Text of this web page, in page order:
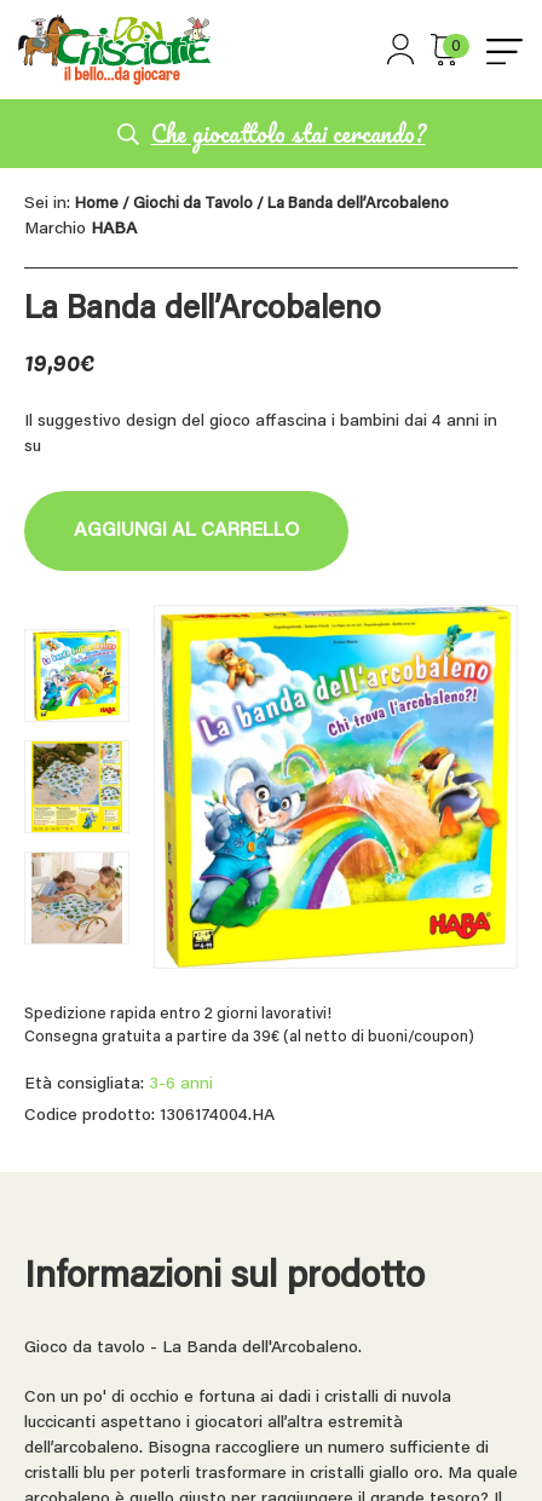
0
Che giocattolo stai cercando?
Sei in: Home / Giochi da Tavolo / La Banda dell’Arcobaleno
Marchio HABA
La Banda dell’Arcobaleno
19,90€
Il suggestivo design del gioco affascina i bambini dai 4 anni in
su
AGGIUNGI AL CARRELLO
Spedizione rapida entro 2 giorni lavorativi!
Consegna gratuita a partire da 39€ (al netto di buoni/coupon)
Età consigliata: 3-6 anni
Codice prodotto: 1306174004.HA
Informazioni sul prodotto
Gioco da tavolo - La Banda dell'Arcobaleno.
Con un po' di occhio e fortuna ai dadi i cristalli di nuvola
luccicanti aspettano i giocatori all’altra estremità
dell’arcobaleno. Bisogna raccogliere un numero sufficiente di
cristalli blu per poterli trasformare in cristalli giallo oro. Ma quale